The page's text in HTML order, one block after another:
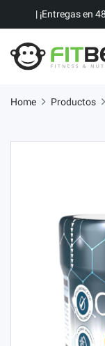
| ¡Entregas en
Home Productos